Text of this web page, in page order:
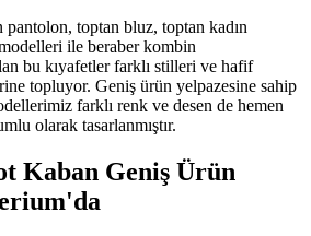
pantolon, toptan bluz, toptan kadın
ile beraber kombin
bu kıyafetler farklı stilleri ve hafif
topluyor. Geniş ürün yelpazesine sahip
farklı renk ve desen de hemen
olarak tasarlanmıştır.
Kaban Geniş Ürün